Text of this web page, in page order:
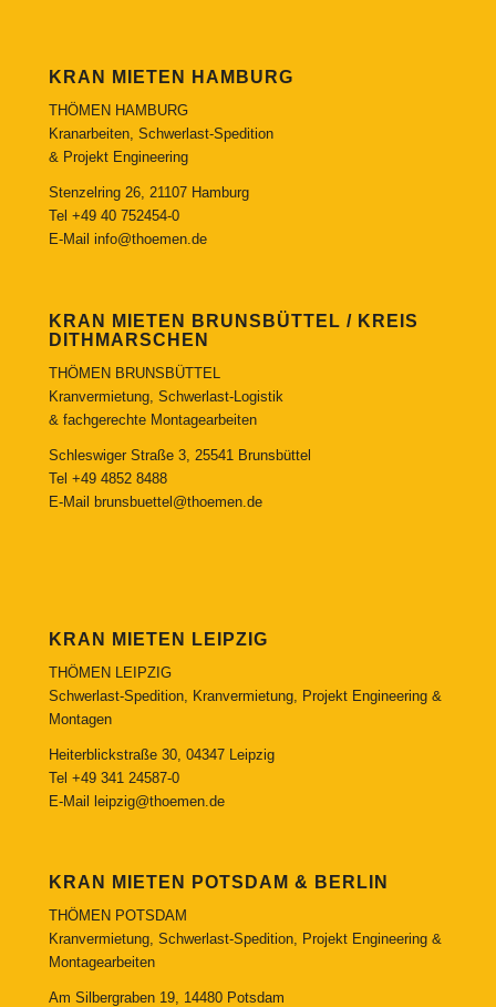
KRAN MIETEN HAMBURG
THÖMEN HAMBURG
Kranarbeiten, Schwerlast-Spedition
& Projekt Engineering
Stenzelring 26, 21107 Hamburg
Tel +49 40 752454-0
E-Mail info@thoemen.de
KRAN MIETEN BRUNSBÜTTEL / KREIS
DITHMARSCHEN
THÖMEN BRUNSBÜTTEL
Kranvermietung, Schwerlast-Logistik
& fachgerechte Montagearbeiten
Schleswiger Straße 3, 25541 Brunsbüttel
Tel +49 4852 8488
E-Mail
brunsbuettel@thoemen.de
KRAN MIETEN LEIPZIG
THÖMEN LEIPZIG
Schwerlast-Spedition, Kranvermietung, Projekt Engineering &
Montagen
Heiterblickstraße 30, 04347 Leipzig
Tel +49 341 24587-0
E-Mail leipzig@thoemen.de
KRAN MIETEN POTSDAM & BERLIN
THÖMEN POTSDAM
Kranvermietung, Schwerlast-Spedition, Projekt Engineering &
Montagearbeiten
Am Silbergraben 19, 14480 Potsdam